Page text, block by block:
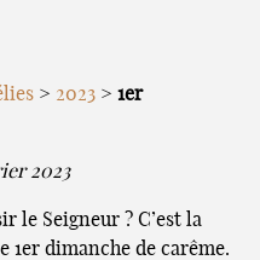
> 2023 >1er
2023
le Seigneur ? C’est la
1er dimanche de carême.